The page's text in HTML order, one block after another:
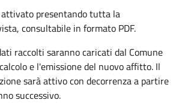
attivato presentando tutta la
consultabile in formato PDF.
raccolti saranno caricati dal Comune
e l'emissione del nuovo affitto. Il
sarà attivo con decorrenza a partire
successivo.